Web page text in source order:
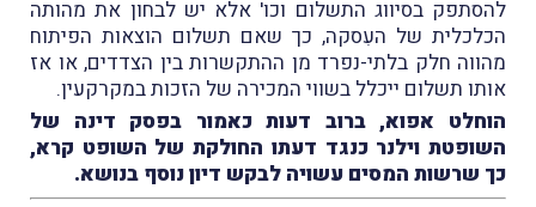
להסתפק בסיווג התשלום וכו' אלא יש לבחון את מהותה
הכלכלית של העִסקה, כך שאם תשלום הוצאות הפיתוח
מהווה חלק בלתי-נפרד מן ההתקשרות בין הצדדים, או אז
אותו תשלום ייכלל בשווי המכירה של הזכות במקרקעין.
הוחלט אפוא, ברוב דעות כאמור בפסק דינה של
השופטת וילנר כנגד דעתו החולקת של השופט קרא,
כך שרשות המסים עשויה לבקש דיון נוסף בנושא.